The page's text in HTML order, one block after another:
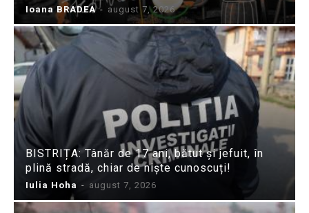
Ioana BRADEA - august 7, 2026
BISTRIȚA: Tânăr de 17 ani, bătut și jefuit, în
plină stradă, chiar de niște cunoscuți!
Iulia Hoha - august 7, 2026